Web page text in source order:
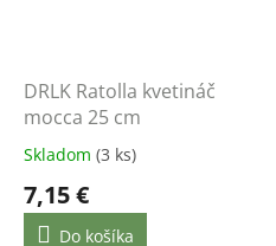
DRLK Ratolla kvetináč
mocca 25 cm
Skladom (3 ks)
7,15 €
Do košíka